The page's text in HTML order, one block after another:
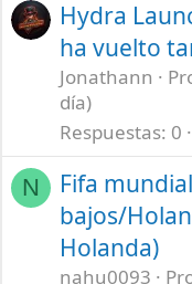
Hydra
ha vuelto
Jonathann
día)
Respuestas 0
N
Fifa
bajos/
Holanda)
nahu0093